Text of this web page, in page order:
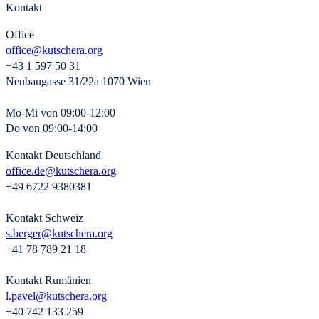
Kontakt
Office
office@kutschera.org
+43 1 597 50 31
Neubaugasse 31/22a 1070 Wien
Mo-Mi von 09:00-12:00
Do von 09:00-14:00
Kontakt Deutschland
office.de@kutschera.org
+49 6722 9380381
Kontakt Schweiz
s.berger@kutschera.org
+41 78 789 21 18
Kontakt Rumänien
l.pavel@kutschera.org
+40 742 133 259